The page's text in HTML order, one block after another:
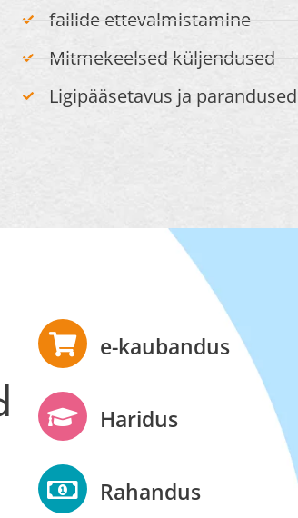
failide ettevalmistamine
Mitmekeelsed küljendused
Ligipääsetavus ja parandused
e-kaubandus​​
Haridus​
Rahandus